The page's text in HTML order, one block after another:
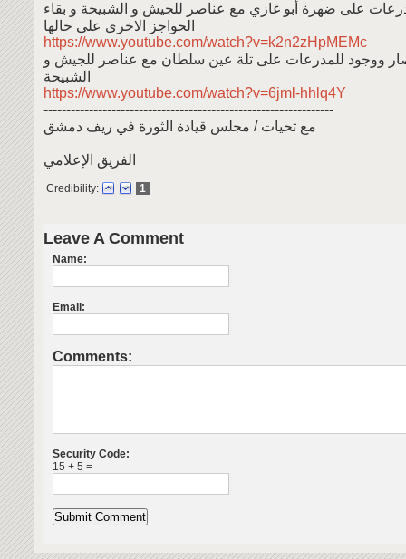
على ضهرة أبو غازي مع عناصر للجيش و الشبيحة و بقاء
الحواجز الاخرى على حالها
https://www.youtube.com/watch?v=k2n2zHpMEMc
ووجود للمدرعات على تلة عين سلطان مع عناصر للجيش و
الشبيحة
https://www.youtube.com/watch?v=6jml-hhlq4Y
----------------------------------------------------------------
مع تحيات / مجلس قيادة الثورة في ريف دمشق
الفريق الإعلامي
Credibility: 1
Leave A Comment
Name:
Email:
Comments:
Security Code:
15 + 5 =